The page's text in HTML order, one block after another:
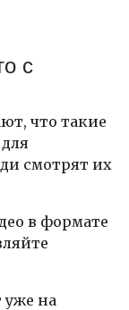
с
что такие
смотрят их
в формате
уже на